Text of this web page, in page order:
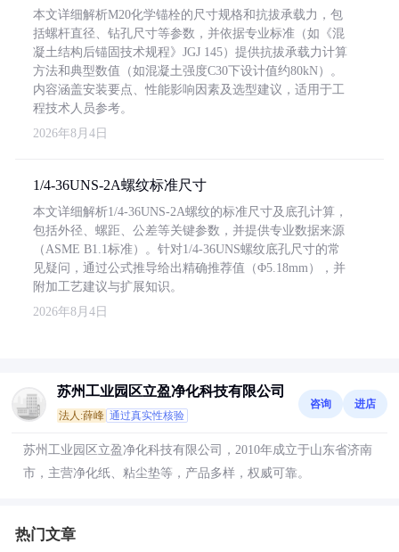
本文详细解析M20化学锚栓的尺寸规格和抗拔承载力，包
括螺杆直径、钻孔尺寸等参数，并依据专业标准（如《混
凝土结构后锚固技术规程》JGJ 145）提供抗拔承载力计算
方法和典型数值（如混凝土强度C30下设计值约80kN）。
内容涵盖安装要点、性能影响因素及选型建议，适用于工
程技术人员参考。
2026年8月4日
1/4-36UNS-2A螺纹标准尺寸
本文详细解析1/4-36UNS-2A螺纹的标准尺寸及底孔计算，
包括外径、螺距、公差等关键参数，并提供专业数据来源
（ASME B1.1标准）。针对1/4-36UNS螺纹底孔尺寸的常
见疑问，通过公式推导给出精确推荐值（Φ5.18mm），并
附加工艺建议与扩展知识。
2026年8月4日
苏州工业园区立盈净化科技有限公司
法人:薛峰 通过真实性核验
咨询 进店
苏州工业园区立盈净化科技有限公司，2010年成立于山东省济南
市，主营净化纸、粘尘垫等，产品多样，权威可靠。
热门文章